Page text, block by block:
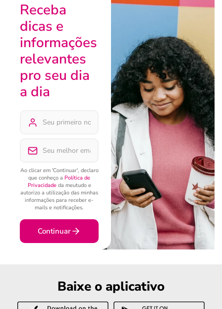
Receba
dicas e
informações
relevantes
pro seu dia
a dia
Ao clicar em 'Continuar', declaro
que conheço a Política de
Privacidadeda meutudo e
autorizo a utilização das minhas
informações para receber e-
mails e notificações.
Continuar
Baixe o aplicativo